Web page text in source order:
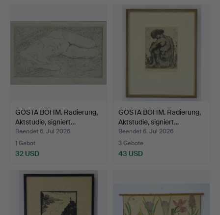
GÖSTA BOHM. Radierung,
Aktstudie, signiert…
Beendet 6. Jul 2026
1 Gebot
32 USD
GÖSTA BOHM. Radierung,
Aktstudie, signiert…
Beendet 6. Jul 2026
3 Gebote
43 USD